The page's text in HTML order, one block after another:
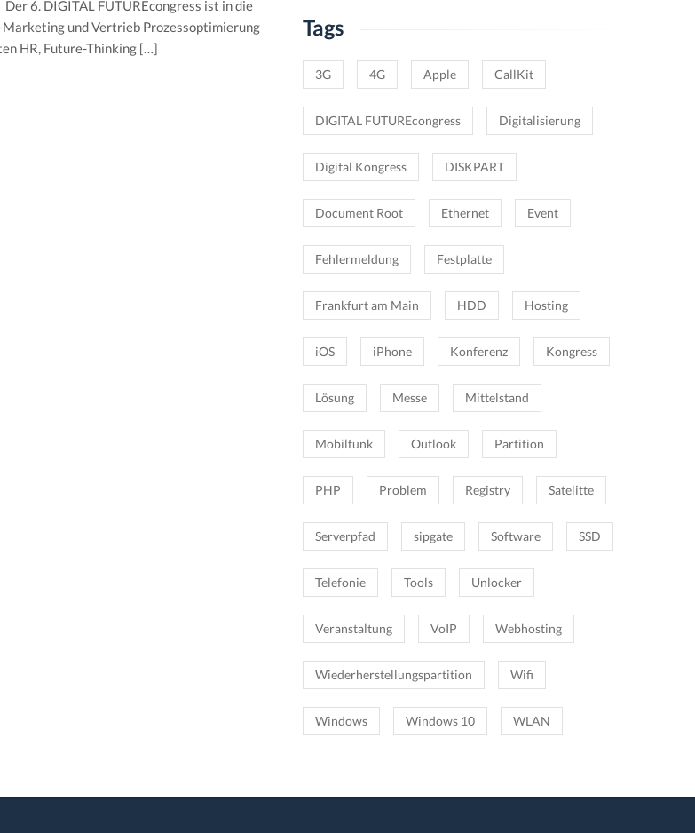
6. DIGITAL FUTUREcongress ist in die
und Vertrieb Prozessoptimierung
HR, Future-Thinking […]
Tags
3G 4G Apple CallKit
DIGITAL FUTUREcongress Digitalisierung
Digital Kongress DISKPART
Document Root Ethernet Event
Fehlermeldung Festplatte
Frankfurt am Main HDD Hosting
iOS iPhone Konferenz Kongress
Lösung Messe Mittelstand
Mobilfunk Outlook Partition
PHP Problem Registry Satelitte
Serverpfad sipgate Software SSD
Telefonie Tools Unlocker
Veranstaltung VoIP Webhosting
Wiederherstellungspartition Wifi
Windows Windows 10 WLAN